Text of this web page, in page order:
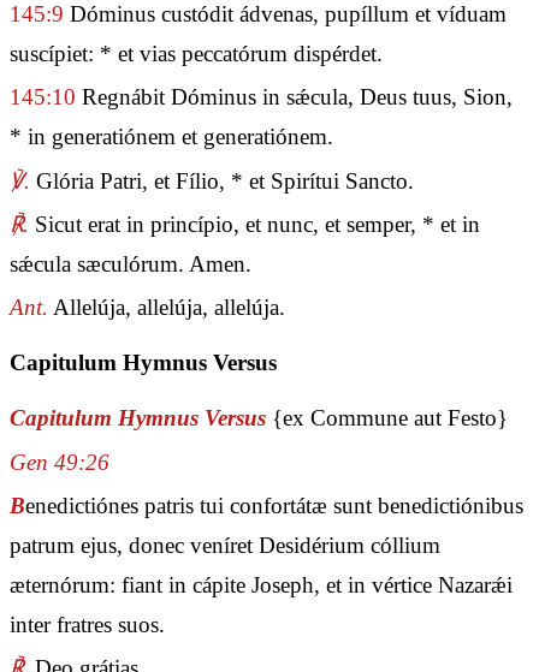
145:9 Dóminus custódit ádvenas, pupíllum et víduam
suscípiet: * et vias peccatórum dispérdet.
145:10 Regnábit Dóminus in sǽcula, Deus tuus, Sion,
* in generatiónem et generatiónem.
℣. Glória Patri, et Fílio, * et Spirítui Sancto.
℟. Sicut erat in princípio, et nunc, et semper, * et in
sǽcula sæculórum. Amen.
Ant. Allelúja, allelúja, allelúja.
Capitulum Hymnus Versus
Capitulum Hymnus Versus {ex Commune aut Festo}
Gen 49:26
Benedictiónes patris tui confortátæ sunt benedictiónibus
patrum ejus, donec veníret Desidérium cóllium
æternórum: fiant in cápite Joseph, et in vértice Nazarǽi
inter fratres suos.